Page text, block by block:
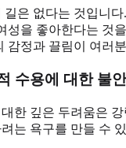
은 없다는 것입니
성을 좋아한다는 것
감정과 끌림이 여러
수용에 대한 불안
한 깊은 두려움은
는 욕구를 만들 수